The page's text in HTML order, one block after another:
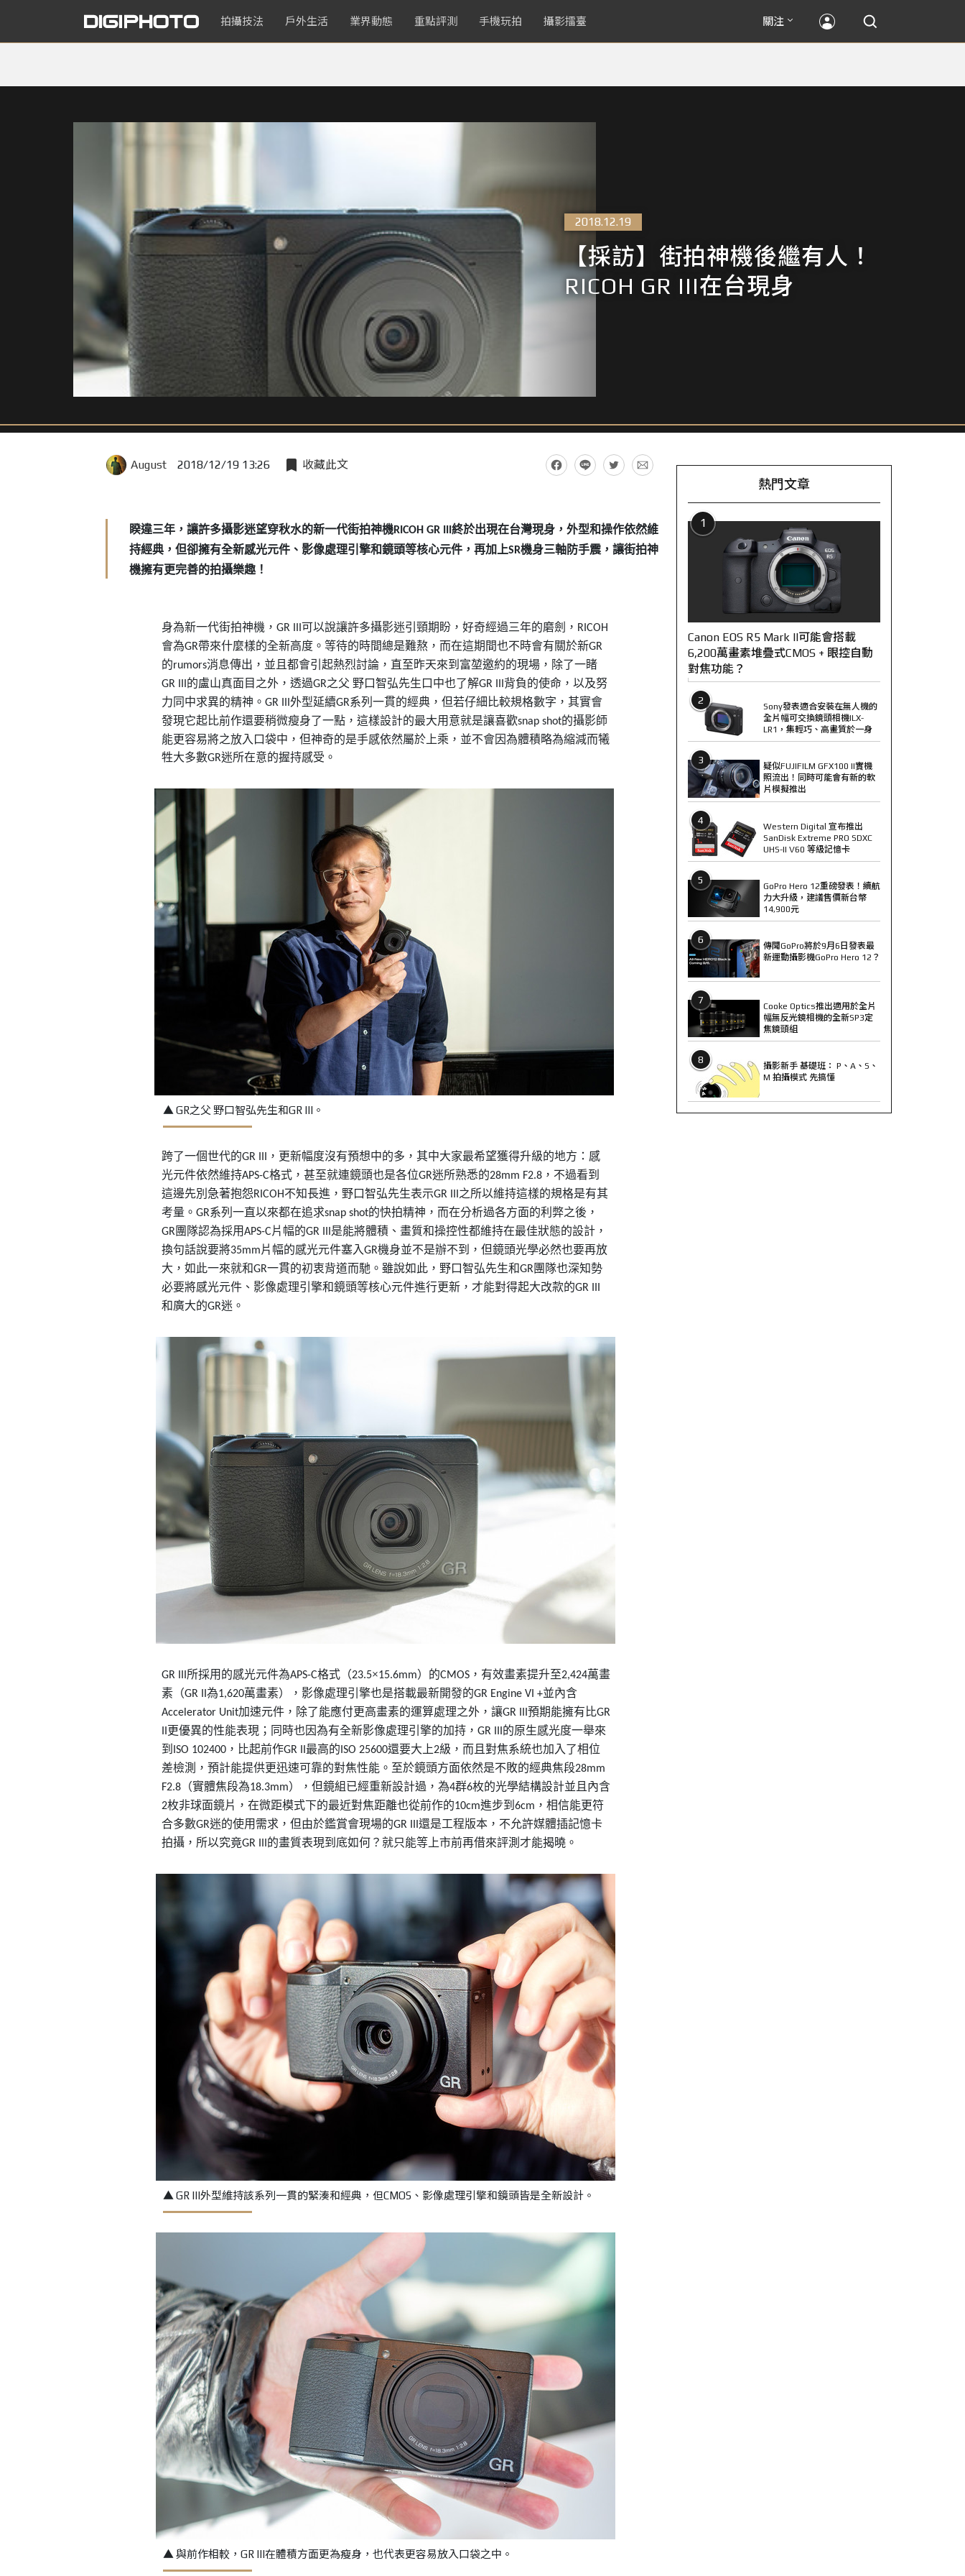
拍攝技法 戶外生活 業界動態 重點評測 手機玩拍 攝影擂臺 關注
2018.12.19
【採訪】街拍神機後繼有人！
RICOH GR III在台現身
August 2018/12/19 13:26 收藏此文
睽違三年，讓許多攝影迷望穿秋水的新一代街拍神機RICOH GR III 終於出現在台灣現身，外型和操作依然維
持經典，但卻擁有全新感光元件、影像處理引擎和鏡頭等核心元件，再加上SR機身三軸防手震，讓街拍神
機擁有更完善的拍攝樂趣！
身為新一代街拍神機， GR III 可以說讓許多攝影迷引頸期盼，好奇經過三年的磨劍， RICOH
會為GR帶來什麼樣的全新高度。等待的時間總是難熬，而在這期間也不時會有關於新GR
的rumors消息傳出，並且都會引起熱烈討論，直至昨天來到富堃邀約的現場，除了一睹
GR III 的盧山真面目之外，透過GR之父 野口智弘先生口中也了解GR III 背負的使命，以及努
力同中求異的精神。 GR III 外型延續GR系列一貫的經典，但若仔細比較規格數字，其實會
發現它起比前作還要稍微瘦身了一點，這樣設計的最大用意就是讓喜歡snap shot的攝影師
能更容易將之放入口袋中，但神奇的是手感依然屬於上乘，並不會因為體積略為縮減而犧
牲大多數GR迷所在意的握持感受。
▲ GR之父 野口智弘先生和GR III。
跨了一個世代的GR III
，更新幅度沒有預想中的多，其中大家最希望獲得升級的地方：感
光元件依然維持APS-C格式，甚至就連鏡頭也是各位GR迷所熟悉的28mm F2.8，不過看到
這邊先別急著抱怨RICOH不知長進，野口智弘先生表示GR III 之所以維持這樣的規格是有其
考量。 GR系列一直以來都在追求snap shot的快拍精神，而在分析過各方面的利弊之後，
GR團隊認為採用APS-C片幅的GR III 是能將體積、畫質和操控性都維持在最佳狀態的設計，
換句話說要將35mm片幅的感光元件塞入GR機身並不是辦不到，但鏡頭光學必然也要再放
大，如此一來就和GR一貫的初衷背道而馳。雖說如此，野口智弘先生和GR團隊也深知勢
必要將感光元件、影像處理引擎和鏡頭等核心元件進行更新，才能對得起大改款的GR III
和廣大的GR迷。
GR III 所採用的感光元件為APS-C格式（23.5×15.6mm）的CMOS，有效畫素提升至2,424萬畫
素（GR II 為1,620萬畫素），影像處理引擎也是搭載最新開發的GR Engine VI +並內含
Accelerator Unit加速元件，除了能應付更高畫素的運算處理之外，讓GR III 預期能擁有比GR
更優異的性能表現；同時也因為有全新影像處理引擎的加持， GR III 的原生感光度一舉來
到 ISO 102400，比起前作GR II 最高的 ISO 25600還要大上2級，而且對焦系統也加入了相位
差檢測，預計能提供更迅速可靠的對焦性能。至於鏡頭方面依然是不敗的經典焦段28mm
F2.8（實體焦段為18.3mm），但鏡組已經重新設計過，為4群6枚的光學結構設計並且內含
2枚非球面鏡片，在微距模式下的最近對焦距離也從前作的10cm進步到6cm ，相信能更符
合多數GR迷的使用需求，但由於鑑賞會現場的GR III 還是工程版本，不允許媒體插記憶卡
拍攝，所以究竟GR III 的畫質表現到底如何？就只能等上市前再借來評測才能揭曉。
▲ GR III外型維持該系列一貫的緊湊和經典，但CMOS、影像處理引擎和鏡頭皆是全新設計。
▲ 與前作相較，GR III在體積方面更為瘦身，也代表更容易放入口袋之中。
熱門文章
1
Canon EOS R5 Mark II可能會搭載
6,200萬畫素堆疊式CMOS + 眼控自動
對焦功能？
2
Sony發表適合安裝在無人機的
全片幅可交換鏡頭相機ILX-
LR1，集輕巧、高畫質於一身
3
疑似FUJIFILM GFX100 II實機
照流出！同時可能會有新的軟
片模擬推出
4
Western Digital 宣布推出
SanDisk Extreme PRO SDXC
UHS-II V60 等級記憶卡
5
GoPro Hero 12重磅發表！續航
力大升級，建議售價新台幣
14,900元
6
傳聞GoPro將於9月6日發表最
新運動攝影機GoPro Hero 12？
7
Cooke Optics推出適用於全片
幅無反光鏡相機的全新SP3定
焦鏡頭組
8
攝影新手 基礎班： P、A、S、
M 拍攝模式 先搞懂